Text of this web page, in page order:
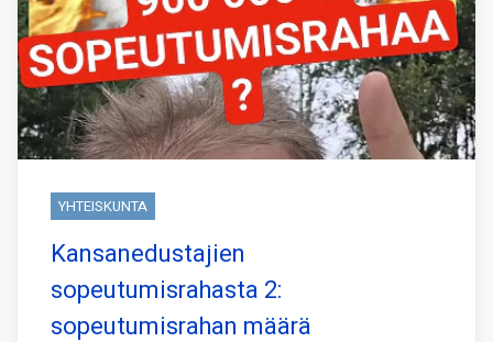
YHTEISKUNTA
Kansanedustajien
sopeutumisrahasta 2:
sopeutumisrahan määrä